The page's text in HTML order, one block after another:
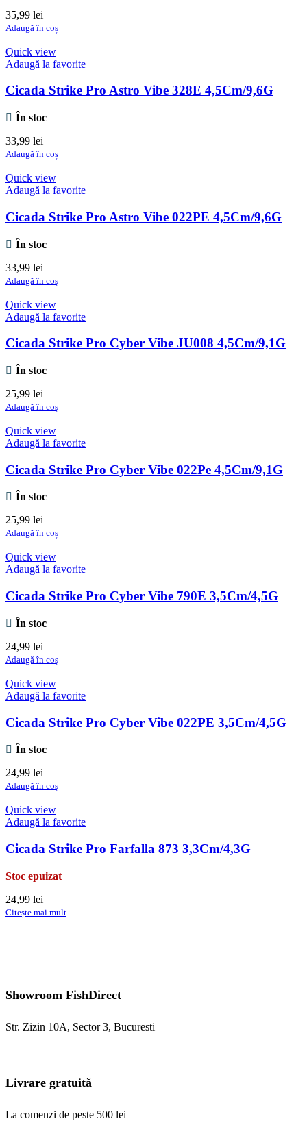
35,99 lei
Adaugă în coș
Quick view
Adaugă la favorite
Cicada Strike Pro Astro Vibe 328E 4,5Cm/9,6G
În stoc
33,99 lei
Adaugă în coș
Quick view
Adaugă la favorite
Cicada Strike Pro Astro Vibe 022PE 4,5Cm/9,6G
În stoc
33,99 lei
Adaugă în coș
Quick view
Adaugă la favorite
Cicada Strike Pro Cyber Vibe JU008 4,5Cm/9,1G
În stoc
25,99 lei
Adaugă în coș
Quick view
Adaugă la favorite
Cicada Strike Pro Cyber Vibe 022Pe 4,5Cm/9,1G
În stoc
25,99 lei
Adaugă în coș
Quick view
Adaugă la favorite
Cicada Strike Pro Cyber Vibe 790E 3,5Cm/4,5G
În stoc
24,99 lei
Adaugă în coș
Quick view
Adaugă la favorite
Cicada Strike Pro Cyber Vibe 022PE 3,5Cm/4,5G
În stoc
24,99 lei
Adaugă în coș
Quick view
Adaugă la favorite
Cicada Strike Pro Farfalla 873 3,3Cm/4,3G
Stoc epuizat
24,99 lei
Citește mai mult
Showroom FishDirect
Str. Zizin 10A, Sector 3, Bucuresti
Livrare gratuită
La comenzi de peste 500 lei